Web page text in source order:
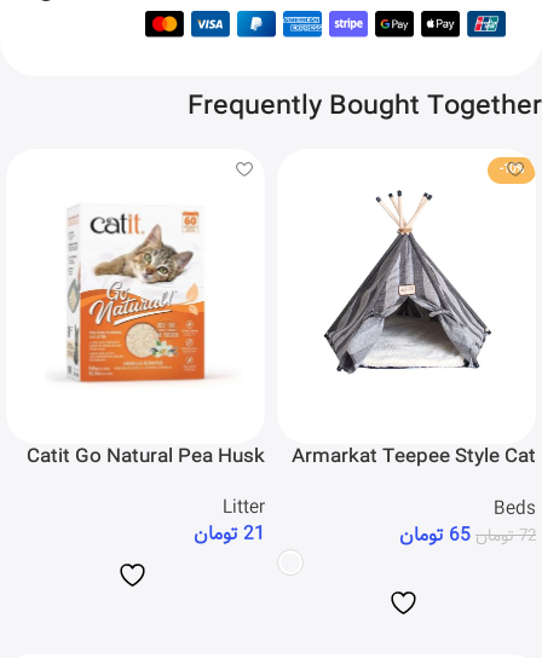
Frequently Bought Together
-10%
Armarkat Teepee Style Cat
Beds
72تومان65 تومان
Catit Go Natural Pea Husk
Litter
21تومان